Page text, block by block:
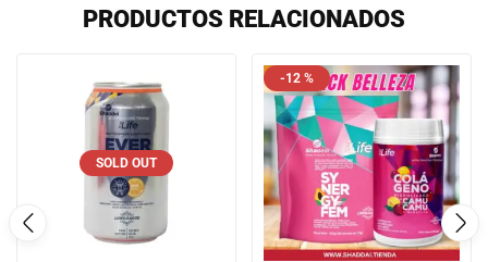
PRODUCTOS RELACIONADOS
SOLD OUT
-12 %